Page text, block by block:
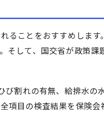
ることをおすすめします
そして、国交省が政策課
割れの有無、給排水の
目の検査結果を保険会